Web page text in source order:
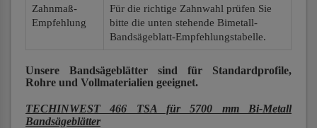
Zahnmaß-
Empfehlung
Für die richtige Zahnwahl prüfen Sie
bitte die unten stehende Bimetall-
Bandsägeblatt-Empfehlungstabelle.
Unsere Bandsägeblätter sind für Standardprofile,
Rohre und Vollmaterialien geeignet.
TECHINWEST 466 TSA für 5700 mm Bi-Metall
Bandsägeblätter